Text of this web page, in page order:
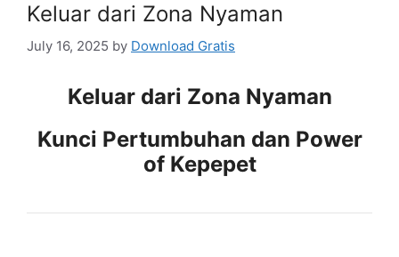
Keluar dari Zona Nyaman
July 16, 2025 by Download Gratis
Keluar dari Zona Nyaman
Kunci Pertumbuhan dan Power
of Kepepet